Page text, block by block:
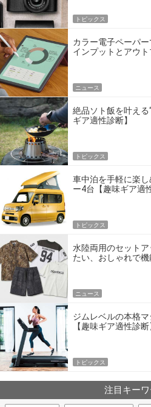
トピックス
カラー電子ペーパ
インプットとアウ
ニュース
絶品ソト飯を叶え
ギア適性診断】
トピックス
車中泊を手軽に楽
ー4台【趣味ギア適
トピックス
水陸両用のセット
たい、おしゃれで
ニュース
ジムレベルの本格
【趣味ギア適性診断
トピックス
注目キーワ